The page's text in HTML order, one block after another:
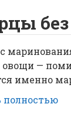
овощи —
именно
полностью